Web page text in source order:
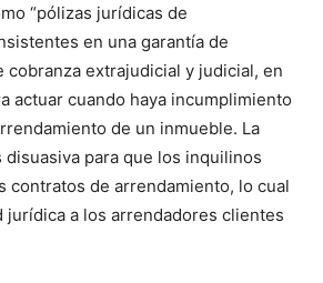
“pólizas jurídicas de
en una garantía de
cobranza extrajudicial y judicial, en
actuar cuando haya incumplimiento
de un inmueble. La
para que los inquilinos
contratos de arrendamiento, lo cual
jurídica a los arrendadores clientes